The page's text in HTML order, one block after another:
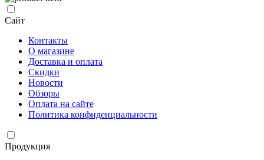
Сайт
Контакты
О магазине
Доставка и оплата
Скидки
Новости
Обзоры
Оплата на сайте
Политика конфиденциальности
Продукция